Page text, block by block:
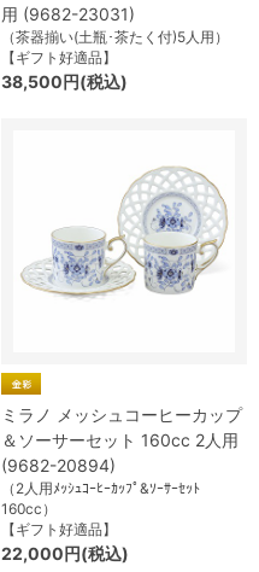
用 (9682-23031)
（茶器揃い(土瓶･茶たく付)5人用）
【ギフト好適品】
38,500円(税込)
ミラノ メッシュコーヒーカップ
＆ソーサーセット 160cc 2人用
(9682-20894)
（2人用ﾒｯｼｭｺｰﾋｰｶｯﾌﾟ&ｿｰｻｰｾｯﾄ
160cc）
【ギフト好適品】
22,000円(税込)